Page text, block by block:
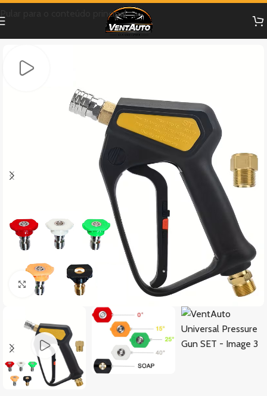
Pular para o conteúdo principal
Clique para ampliar